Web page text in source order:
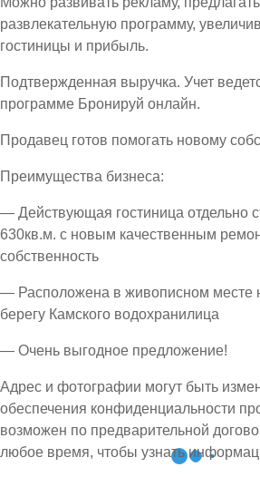
развлекательную программу,
гостиницы и прибыль.
Подтвержденная выручка. Учет
программе Бронируй онлайн.
Продавец готов помогать новому
Преимущества бизнеса:
— Действующая гостиница отдельно
630кв.м. с новым качественным
собственность
— Расположена в живописном месте
берегу Камского водохранилица
— Очень выгодное предложение!
Адрес и фотографии могут быть
обеспечения конфиденциальности
возможен по предварительной
любое время, чтобы узнать